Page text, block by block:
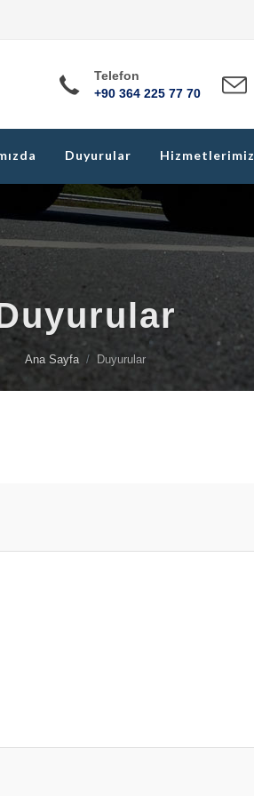
Telefon
+90 364 225 77 70
Duyurular Hizmetlerimiz
Ana Sayfa Duyurular